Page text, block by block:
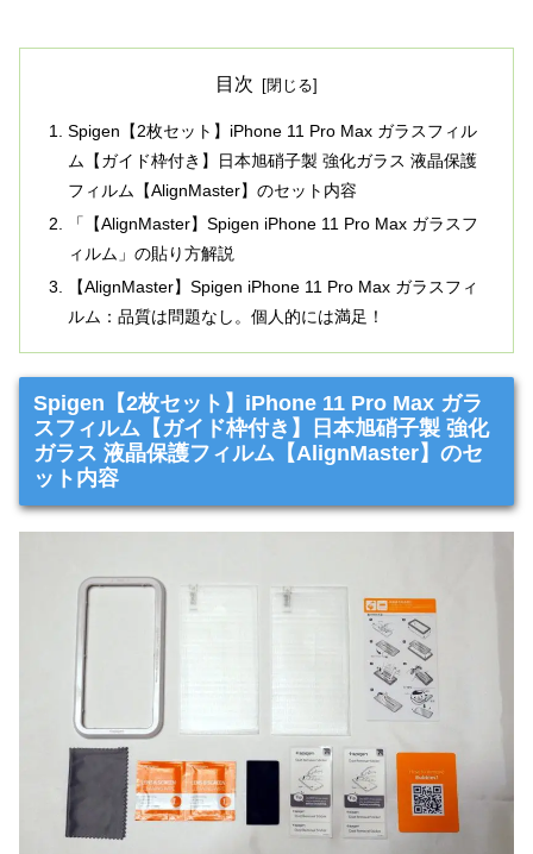
目次
Spigen【2枚セット】iPhone 11 Pro Max ガラスフィル
ム【ガイド枠付き】日本旭硝子製 強化ガラス 液晶保護
フィルム【AlignMaster】のセット内容
「【AlignMaster】Spigen iPhone 11 Pro Max ガラスフ
ィルム」の貼り方解説
【AlignMaster】Spigen iPhone 11 Pro Max ガラスフィ
ルム：品質は問題なし。個人的には満足！
Spigen【2枚セット】iPhone 11 Pro Max ガラ
スフィルム【ガイド枠付き】日本旭硝子製 強化
ガラス 液晶保護フィルム【AlignMaster】のセ
ット内容